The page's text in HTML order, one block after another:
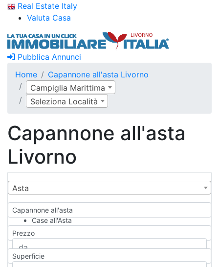
Real Estate Italy
Valuta Casa
Pubblica Annunci
Home
Capannone all'asta Livorno
Campiglia Marittima
Seleziona Località
Capannone all'asta
Livorno
Asta
Capannone all'asta
Case all'Asta
Qualsiasi
Appartamento
Casa indipendente
Casa Semi-indipendente
Prezzo
Superficie